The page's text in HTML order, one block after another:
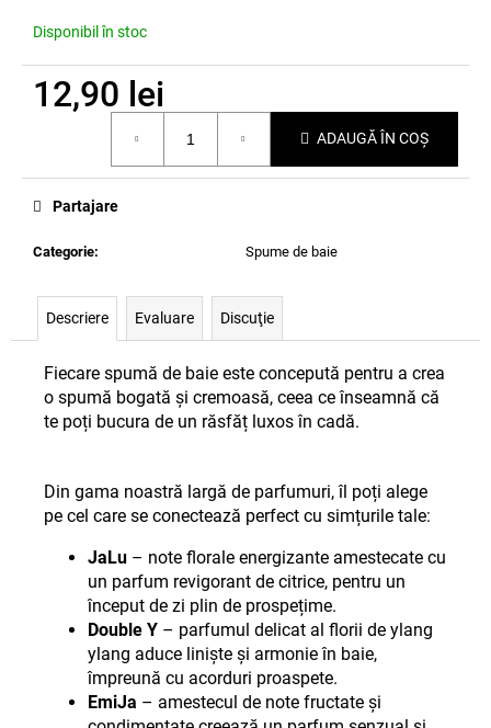
Disponibil în stoc
12,90 lei
ADAUGĂ ÎN COŞ
Categorie: Spume de baie
Partajare
Descriere Evaluare Discuţie
Fiecare spumă de baie este concepută pentru a crea
o spumă bogată și cremoasă, ceea ce înseamnă că
te poți bucura de un răsfăț luxos în cadă.
Din gama noastră largă de parfumuri, îl poți alege
pe cel care se conectează perfect cu simțurile tale:
JaLu – note florale energizante amestecate cu
un parfum revigorant de citrice, pentru un
început de zi plin de prospețime.
Double Y – parfumul delicat al florii de ylang
ylang aduce liniște și armonie în baie,
împreună cu acorduri proaspete.
EmiJa – amestecul de note fructate și